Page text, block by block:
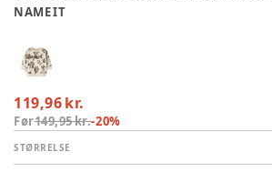
NAME IT
119,96 kr.
Før149,95 kr.-20%
STØRRELSE